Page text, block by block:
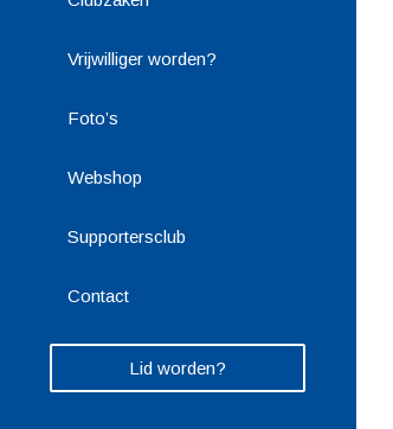
Vrijwilliger worden?
Foto’s
Webshop
Supportersclub
Contact
Lid worden?